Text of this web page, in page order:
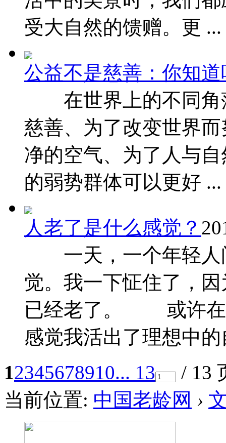
受大自然的馈赠。更 ...
公益不是慈善：你知道
在世界上的不同角
慈善、为了改变世
净的空气、为了人与
的弱势群体可以更好 ...
人老了是什么感觉？
一天，一个年轻人
觉。我一下怔住了，
已经老了。 或许在
感觉我活出了理想中的
12345678910... 13
/ 13
当前位置: 中国老龄网 ›